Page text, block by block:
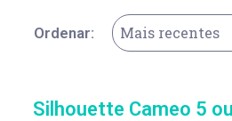
Ordenar: Mais recentes
Silhouette Cameo 5